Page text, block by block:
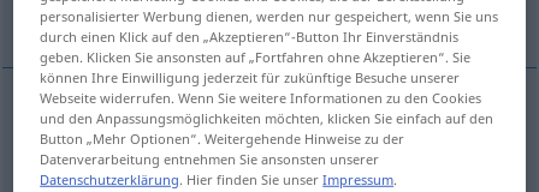
assurance
assurance Zusicherung
personalisierter Werbung dienen, werden nur gespeichert, wenn Sie uns
durch einen Klick auf den „Akzeptieren“-Button Ihr Einverständnis
geben. Klicken Sie ansonsten auf „Fortfahren ohne Akzeptieren“. Sie
können Ihre Einwilligung jederzeit für zukünftige Besuche unserer
Webseite widerrufen. Wenn Sie weitere Informationen zu den Cookies
und den Anpassungsmöglichkeiten möchten, klicken Sie einfach auf den
Button „Mehr Optionen“. Weitergehende Hinweise zu der
Datenverarbeitung entnehmen Sie ansonsten unserer
Datenschutzerklärung. Hier finden Sie unserImpressum.